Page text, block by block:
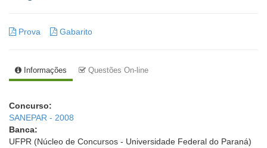
Prova Gabarito
Informações Questões On-line
Concurso:
SANEPAR - 2008
Banca:
UFPR (Núcleo de Concursos - Universidade Federal do Paraná)